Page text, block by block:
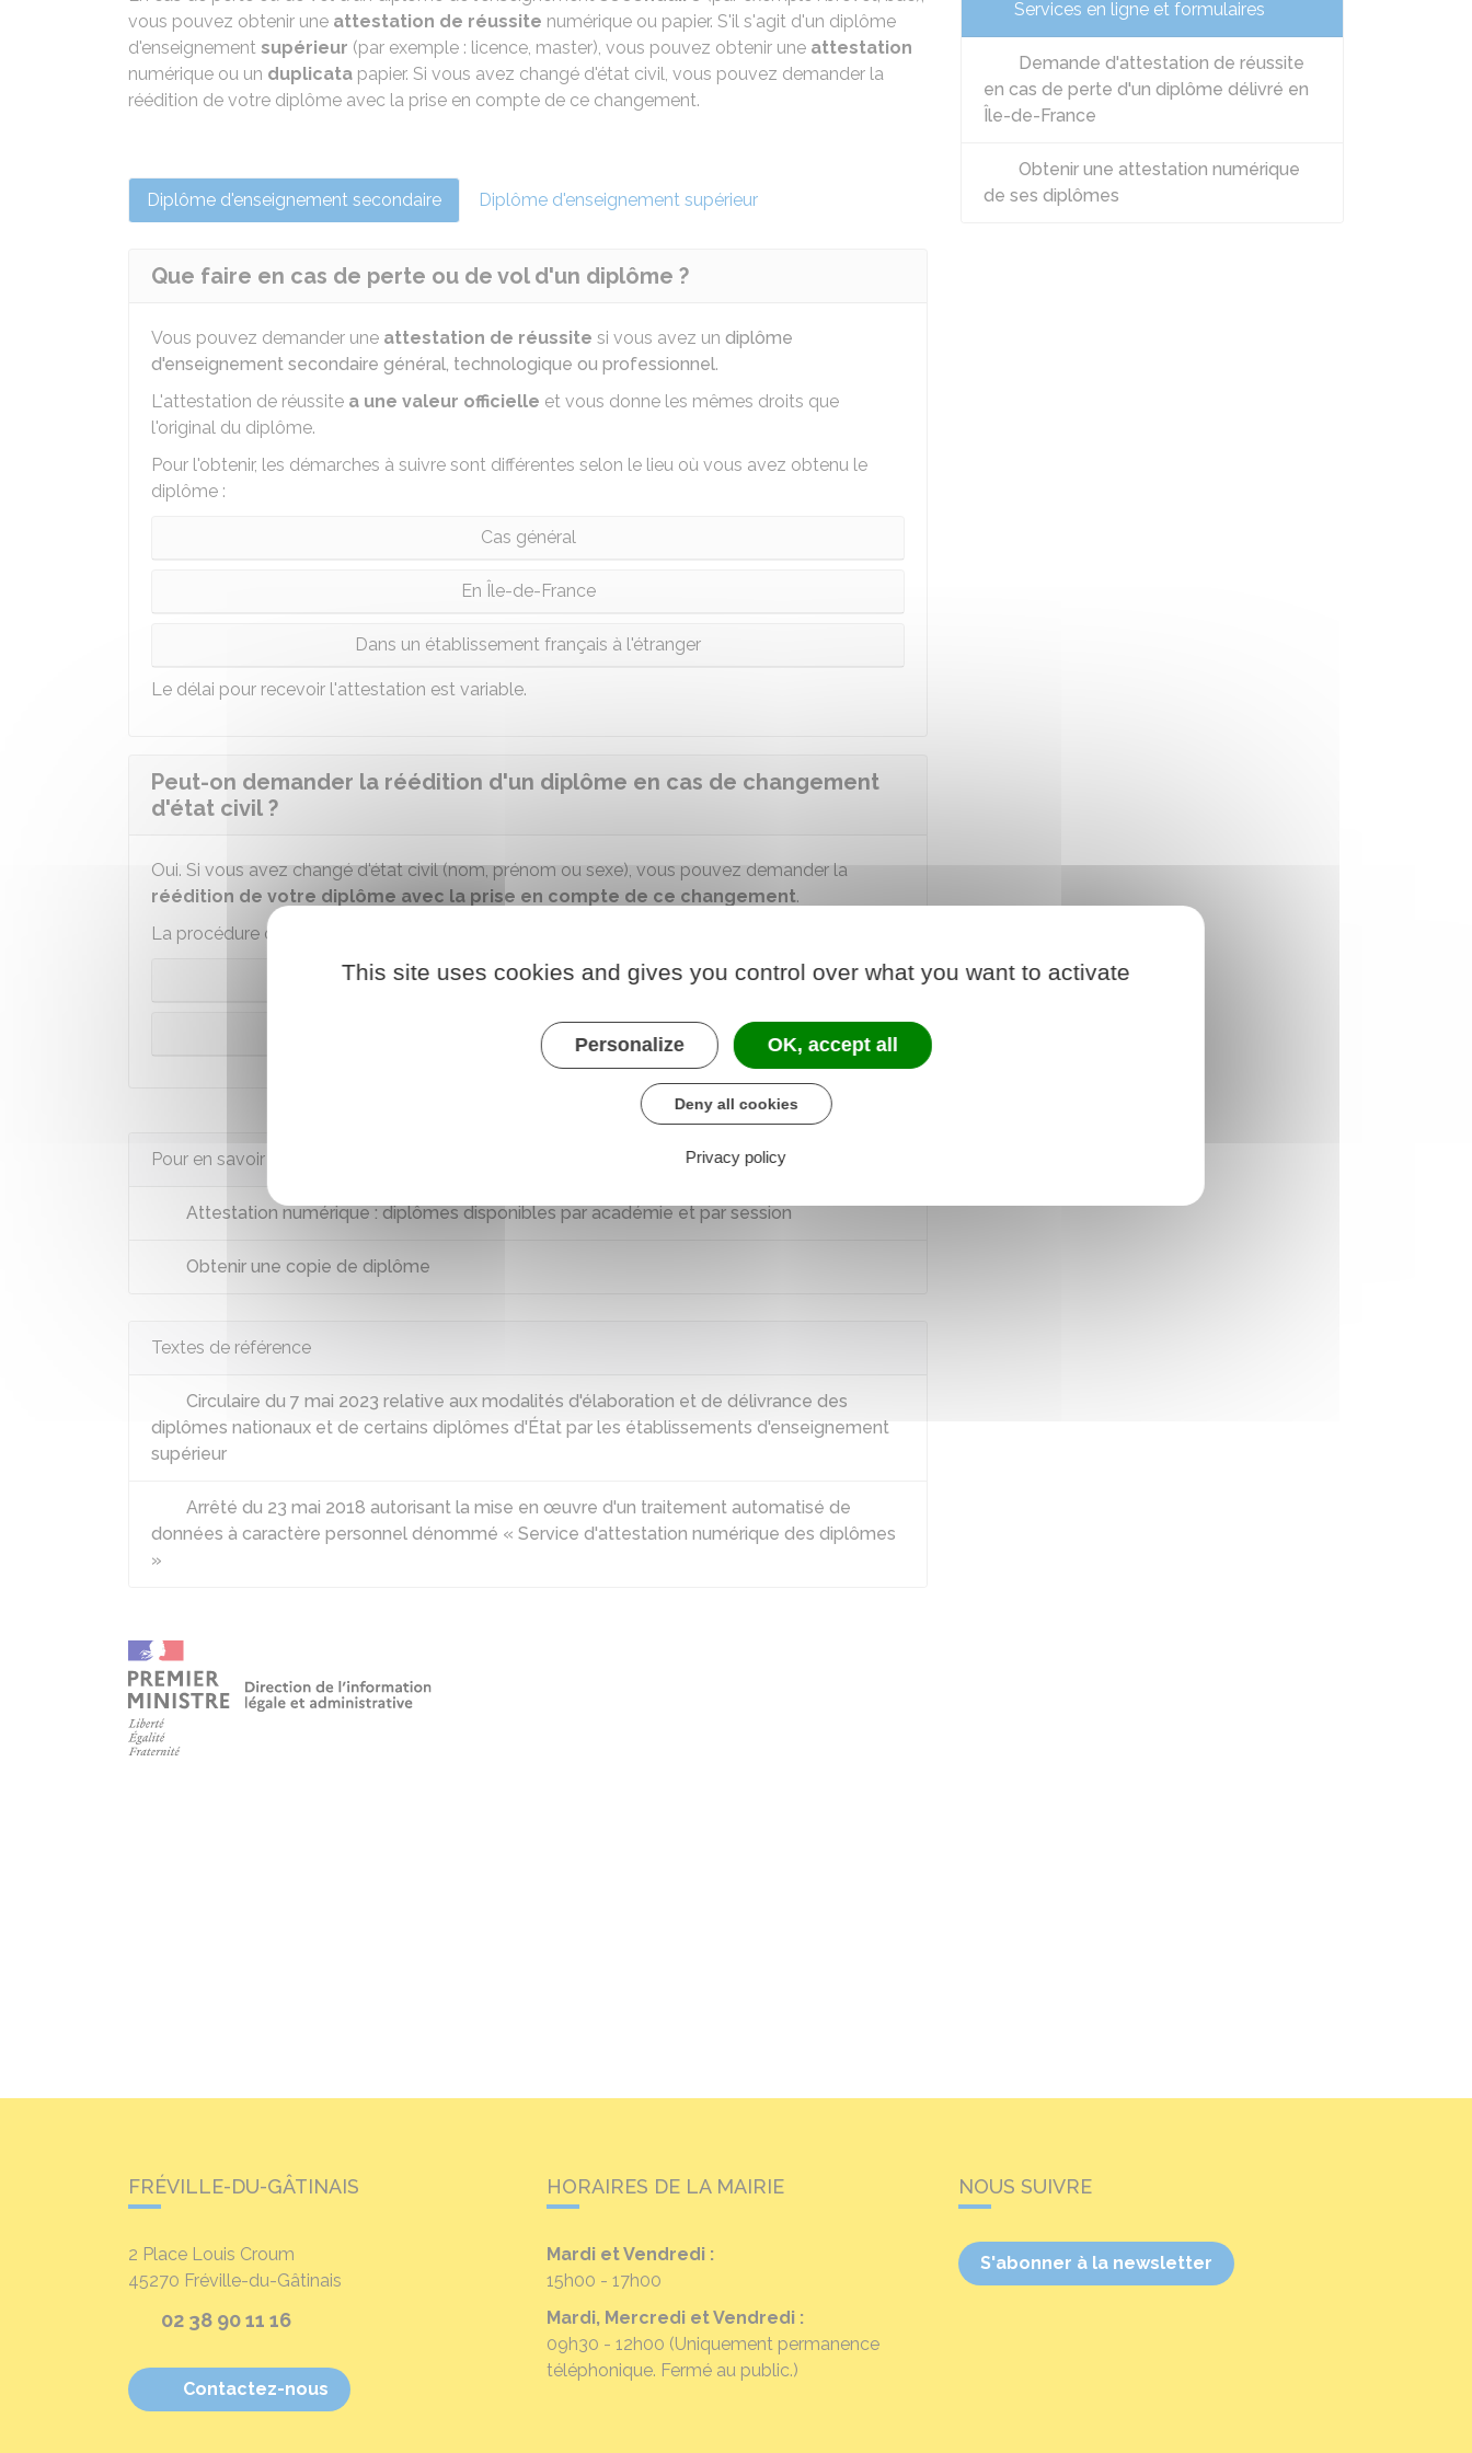
vous pouvez obtenir une attestation de réussite numérique ou papier. S'il s'agit d'un diplôme
d'enseignement supérieur (par exemple : licence, master), vous pouvez obtenir une attestation
numérique ou un duplicata papier. Si vous avez changé d'état civil, vous pouvez demander la
réédition de votre diplôme avec la prise en compte de ce changement.
Diplôme d'enseignement secondaire Diplôme d'enseignement supérieur
Que faire en cas de perte ou de vol d'un diplôme ?
Vous pouvez demander une attestation de réussite si vous avez un diplôme
d'enseignement secondaire général, technologique ou professionnel.
L'attestation de réussite a une valeur officielle et vous donne les mêmes droits que
l'original du diplôme.
Pour l'obtenir, les démarches à suivre sont différentes selon le lieu où vous avez obtenu le
diplôme :
Cas général
En Île-de-France
Dans un établissement français à l'étranger
Le délai pour recevoir l'attestation est variable.
Peut-on demander la réédition d'un diplôme en cas de changement
d'état civil ?
Oui. Si vous avez changé d'état civil (nom, prénom ou sexe), vous pouvez demander la
réédition de votre diplôme avec la prise en compte de ce changement.
La procédure diffère selon le lieu où vous avez obtenu votre diplôme :
Cas général
En Île-de-France
Pour en savoir plus
Attestation numérique : diplômes disponibles par académie et par session
Obtenir une copie de diplôme
Textes de référence
Circulaire du 7 mai 2023 relative aux modalités d'élaboration et de délivrance des
diplômes nationaux et de certains diplômes d'État par les établissements d'enseignement
supérieur
Arrêté du 23 mai 2018 autorisant la mise en œuvre d'un traitement automatisé de
données à caractère personnel dénommé « Service d'attestation numérique des diplômes
»
Services en ligne et formulaires
Demande d'attestation de réussite
en cas de perte d'un diplôme délivré en
Île-de-France
Obtenir une attestation numérique
de ses diplômes
FRÉVILLE-DU-GÂTINAIS
2 Place Louis Croum
45270 Fréville-du-Gâtinais
02 38 90 11 16
Contactez-nous
HORAIRES DE LA MAIRIE
Mardi et Vendredi :
15h00 - 17h00
Mardi, Mercredi et Vendredi :
09h30 - 12h00 (Uniquement permanence
téléphonique. Fermé au public.)
NOUS SUIVRE
S'abonner à la newsletter
This site uses cookies and gives you control over what you want to activate
Personalize OK, accept all
Deny all cookies
Privacy policy